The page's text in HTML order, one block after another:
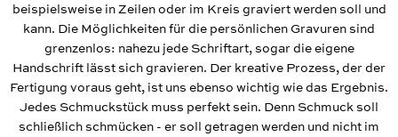
beispielsweise in Zeilen oder im Kreis graviert werden soll und
kann. Die Möglichkeiten für die persönlichen Gravuren sind
grenzenlos: nahezu jede Schriftart, sogar die eigene
Handschrift lässt sich gravieren. Der kreative Prozess, der der
Fertigung voraus geht, ist uns ebenso wichtig wie das Ergebnis.
Jedes Schmuckstück muss perfekt sein. Denn Schmuck soll
schließlich schmücken - er soll getragen werden und nicht im